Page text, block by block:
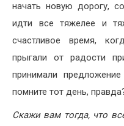
начать новую дорогу,
идти все тяжелее и
счастливое время,
прыгали от радости
принимали
помните тот день,
Скажи вам тогда, что